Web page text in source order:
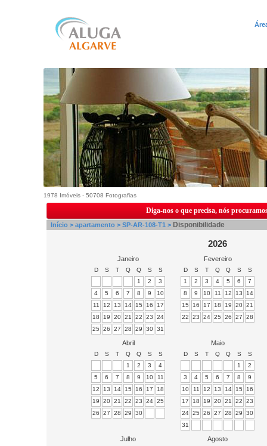
1978 Imóveis - 50708 Fotografias
Diga-nos o que precisa, nós
Início > apartamento > SP-AR-108-T1 > Disponibilidade
2026
Janeiro
D S T Q Q S
S
1
2
3
4
5 6 7 8 9
10
11
12 13 14 15 16
17
18
19 20 21 22 23
24
25
26 27 28 29 30 31
Fevereiro
D S T Q Q S
S
1
2 3 4 5 6
7
8
9 10 11 12 13
14
15
16 17 18 19 20 21
22
23 24 25 26 27 28
Abril
D S T Q Q S
S
1
2 3
4
5
6 7 8 9 10
11
12
13 14 15 16 17
18
19
20 21 22 23 24 25
26
27 28 29 30
Maio
D S T Q Q S
S
1
2
3
4 5 6 7 8
9
10
11 12 13 14 15
16
17
18 19 20 21 22
23
24 25 26 27 28 29
30
31
Julho Agosto